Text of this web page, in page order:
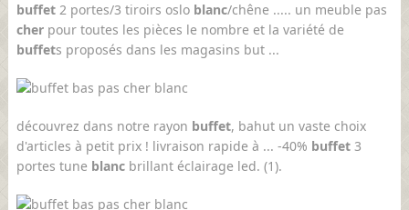
buffet2 portes/3 tiroirs oslo blanc/chêne ..... un meuble pas
cherpour toutes les pièces le nombre et la variété de
buffets proposés dans les magasins but ...
découvrez dans notre rayon buffet, bahut un vaste choix
d'articles à petit prix ! livraison rapide à ... -40% buffet3
portes tune blancbrillant éclairage led. (1).